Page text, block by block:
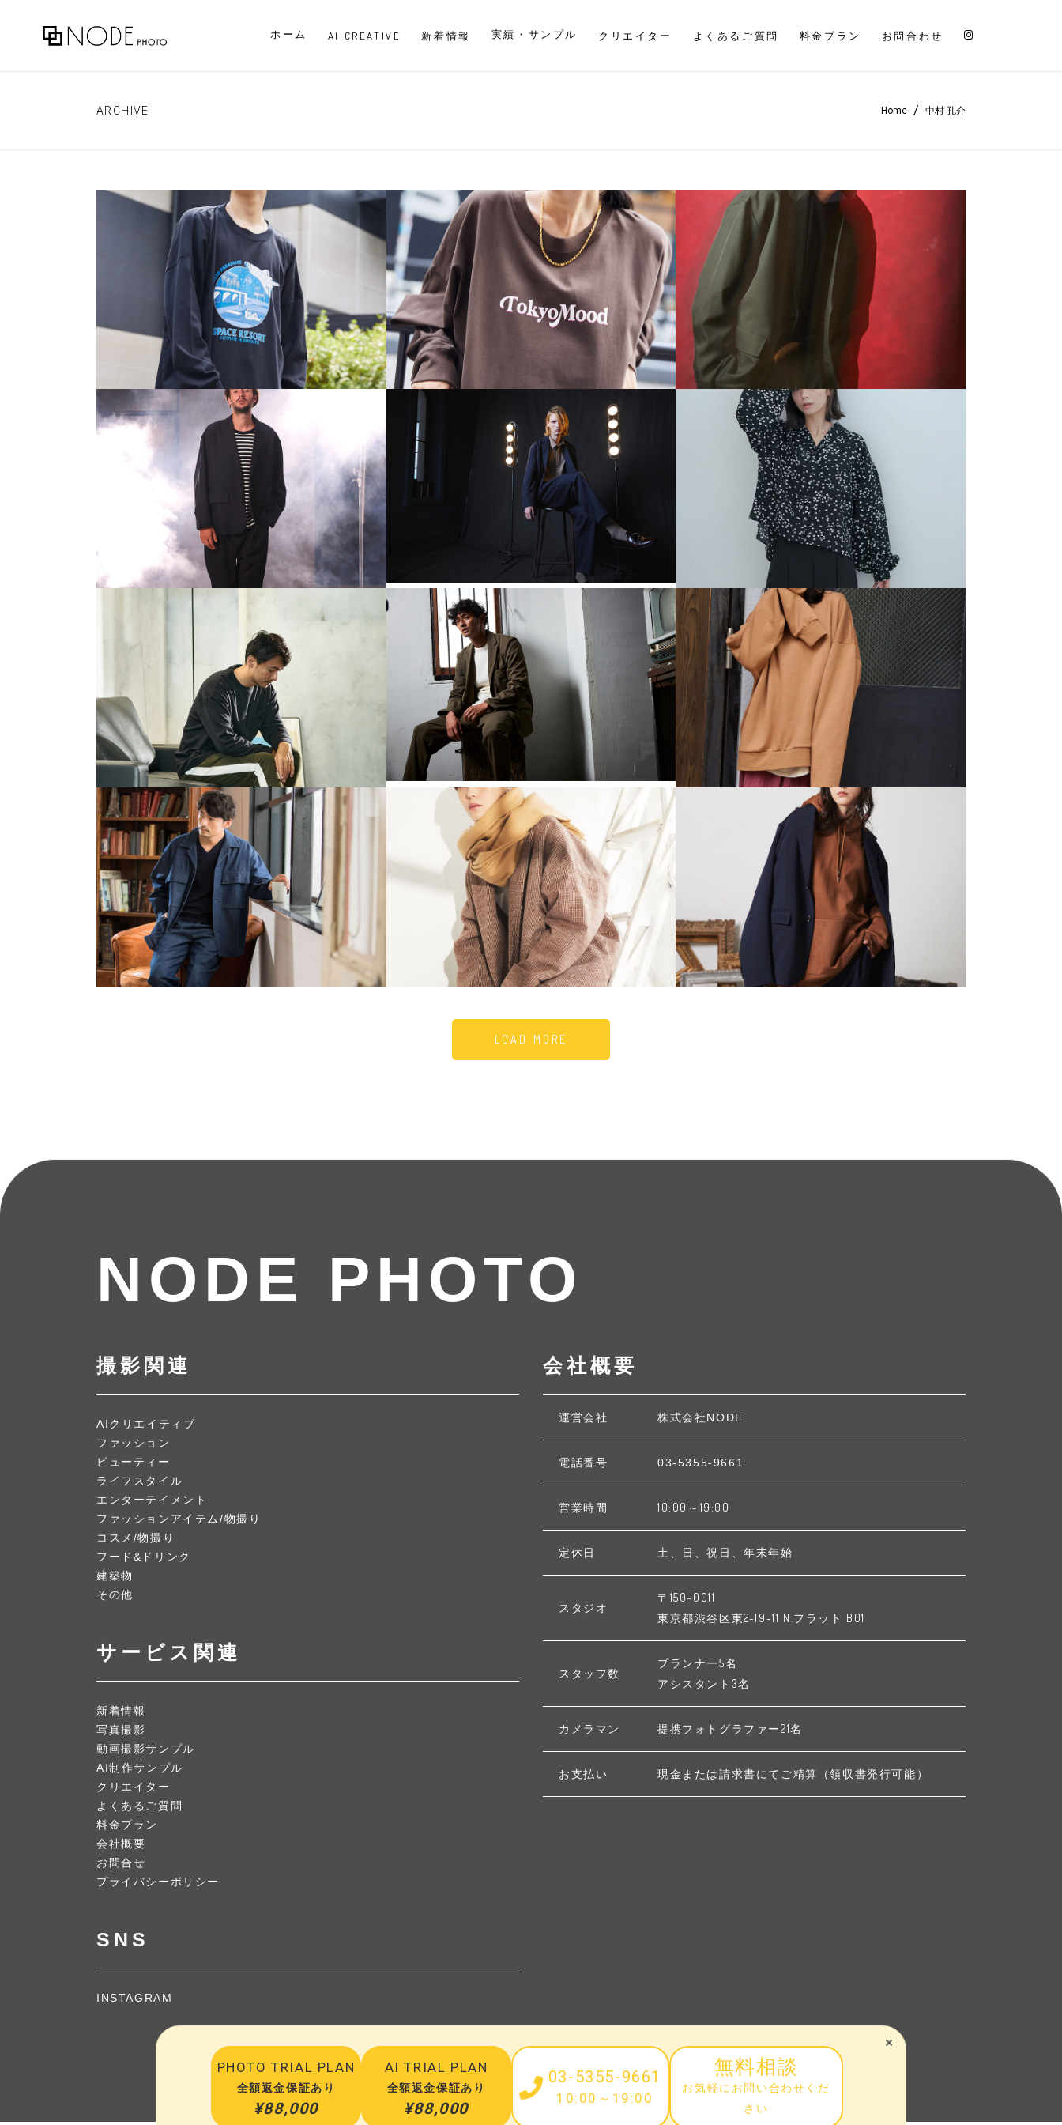
ホーム AI CREATIVE 新着情報 実績・サンプル クリエイター よくあるご質問 料金プラン お問合わせ
ARCHIVE Home / 中村 孔介
LOAD MORE
NODE PHOTO
撮影関連
AIクリエイティブ
ファッション
ビューティー
ライフスタイル
エンターテイメント
ファッションアイテム/物撮り
コスメ/物撮り
フード&ドリンク
建築物
その他
サービス関連
新着情報
写真撮影
動画撮影サンプル
AI制作サンプル
クリエイター
よくあるご質問
料金プラン
会社概要
お問合せ
プライバシーポリシー
SNS
INSTAGRAM
PHOTO TRIAL PLAN
全額返金保証あり
¥88,000
AI TRIAL PLAN
全額返金保証あり
¥88,000
03-5355-9661
10:00～19:00
無料相談
お気軽にお問い合わせくだ
さい
会社概要
運営会社 株式会社NODE
電話番号 03-5355-9661
営業時間 10:00～19:00
定休日 土、日、祝日、年末年始
スタジオ
〒150-0011
東京都渋谷区東2-19-11 N.フラット B01
スタッフ数
プランナー5名
アシスタント3名
カメラマン 提携フォトグラファー21名
お支払い 現金または請求書にてご精算（領収書発行可能）